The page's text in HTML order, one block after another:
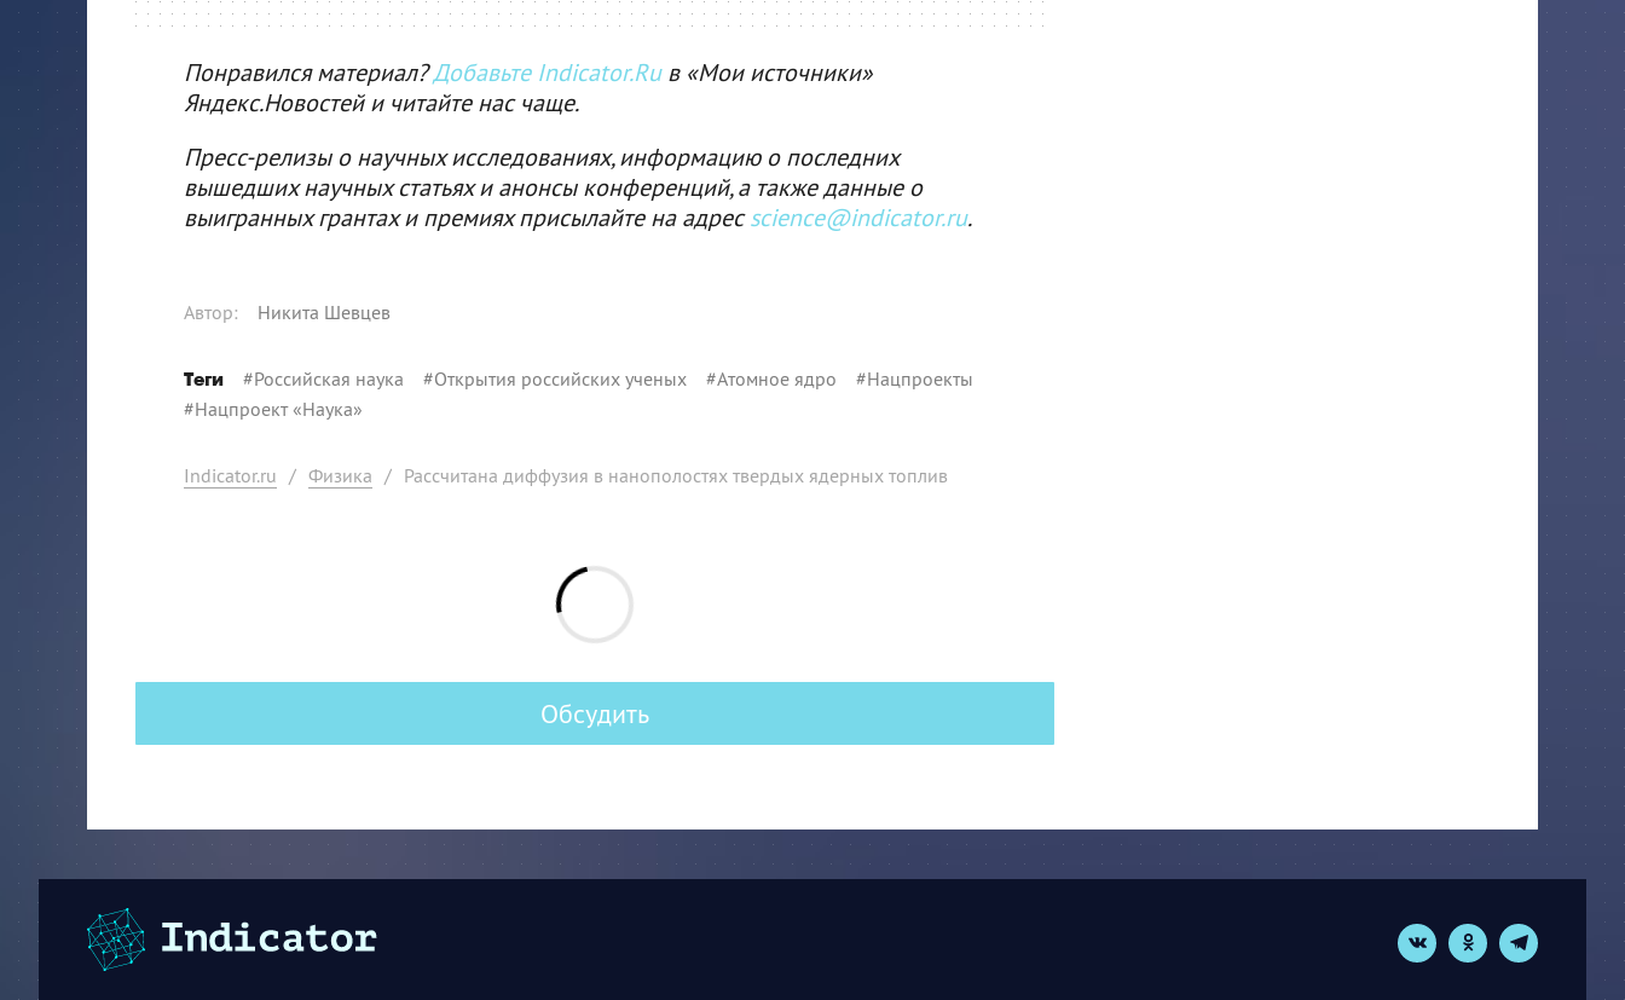
Понравился материал?Добавьте Indicator.Ruв «Мои источники»
Яндекс.Новостей и читайте нас чаще.
Пресс-релизы о научных исследованиях, информацию о последних
вышедших научных статьях и анонсы конференций, а также данные о
выигранных грантах и премиях присылайте на адресscience@indicator.ru.
Автор: Никита Шевцев
Теги #Российская наука #Открытия российских ученых #Атомное ядро #Нацпроекты
#Нацпроект «Наука»
Indicator.ru / Физика / Рассчитана диффузия в нанополостях твердых ядерных топлив
Обсудить